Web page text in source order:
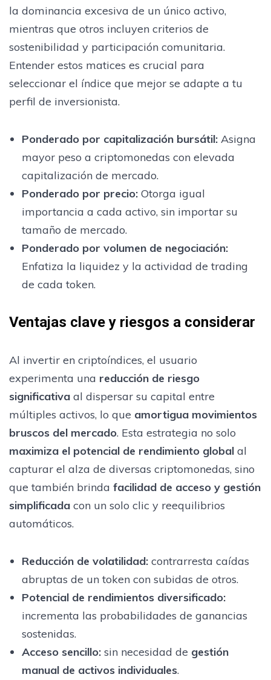
la dominancia excesiva de un único activo,
mientras que otros incluyen criterios de
sostenibilidad y participación comunitaria.
Entender estos matices es crucial para
seleccionar el índice que mejor se adapte a tu
perfil de inversionista.
Ponderado por capitalización bursátil:Asigna
mayor peso a criptomonedas con elevada
capitalización de mercado.
Ponderado por precio:Otorga igual
importancia a cada activo, sin importar su
tamaño de mercado.
Ponderado por volumen de negociación:
Enfatiza la liquidez y la actividad de trading
de cada token.
Ventajas clave y riesgos a considerar
Al invertir en criptoíndices, el usuario
experimenta una reducción de riesgo
significativa al dispersar su capital entre
múltiples activos, lo que amortigua movimientos
bruscos del mercado. Esta estrategia no solo
maximiza el potencial de rendimiento global al
capturar el alza de diversas criptomonedas, sino
que también brinda facilidad de acceso y gestión
simplificada con un solo clic y reequilibrios
automáticos.
Reducción de volatilidad:contrarresta caídas
abruptas de un token con subidas de otros.
Potencial de rendimientos diversificado:
incrementa las probabilidades de ganancias
sostenidas.
Acceso sencillo:sin necesidad de gestión
manual de activos individuales.